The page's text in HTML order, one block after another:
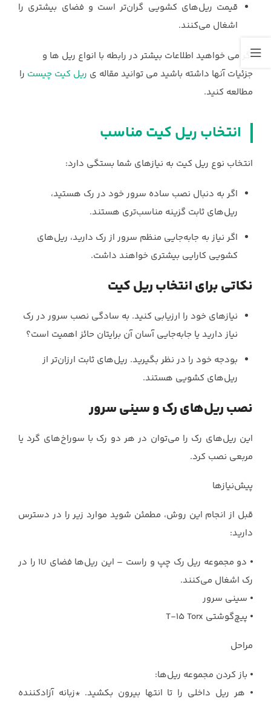
قیمت ریل‌های کشویی گران‌تر است و فضای بیشتری را
اشغال می‌کنند.
اگر می خواهید اطلاعات بیشتر در رابطه با انواع ریل ها و
جزئیات آنها داشته باشید می توانید مقاله ی ریل کیت چیست را
مطالعه کنید.
انتخاب ریل کیت مناسب
انتخاب نوع ریل کیت به نیازهای شما بستگی دارد:
اگر به دنبال نصب ساده سرور خود در رک هستید،
ریل‌های ثابت گزینه مناسب‌تری هستند.
اگر نیاز به جابه‌جایی منظم سرور از رک دارید، ریل‌های
کشویی کارایی بیشتری خواهند داشت.
نکاتی برای انتخاب ریل کیت
نیازهای خود را ارزیابی کنید. به سادگی نصب سرور در رک
نیاز دارید یا جابه‌جایی آسان آن برایتان حائز اهمیت است؟
بودجه خود را در نظر بگیرید. ریل‌های ثابت ارزان‌تر از
ریل‌های کشویی هستند.
نصب ریل‌های رک و سینی سرور
این ریل‌های رک را می‌توان در هر دو رک با سوراخ‌های گرد یا
مربعی نصب کرد.
پیش‌نیازها
قبل از انجام این روش، مطمئن شوید موارد زیر را در دسترس
دارید:
⦁ دو مجموعه ریل رک چپ و راست – این ریل‌ها فضای 1U را در
رک اشغال می‌کنند.
⦁ سینی سرور
⦁ پیچ‌گوشتی T-15 Torx
مراحل
⦁ باز کردن مجموعه ریل‌ها:
⦁ هر ریل داخلی را تا انتها بیرون بکشید. *زبانه آزادکننده